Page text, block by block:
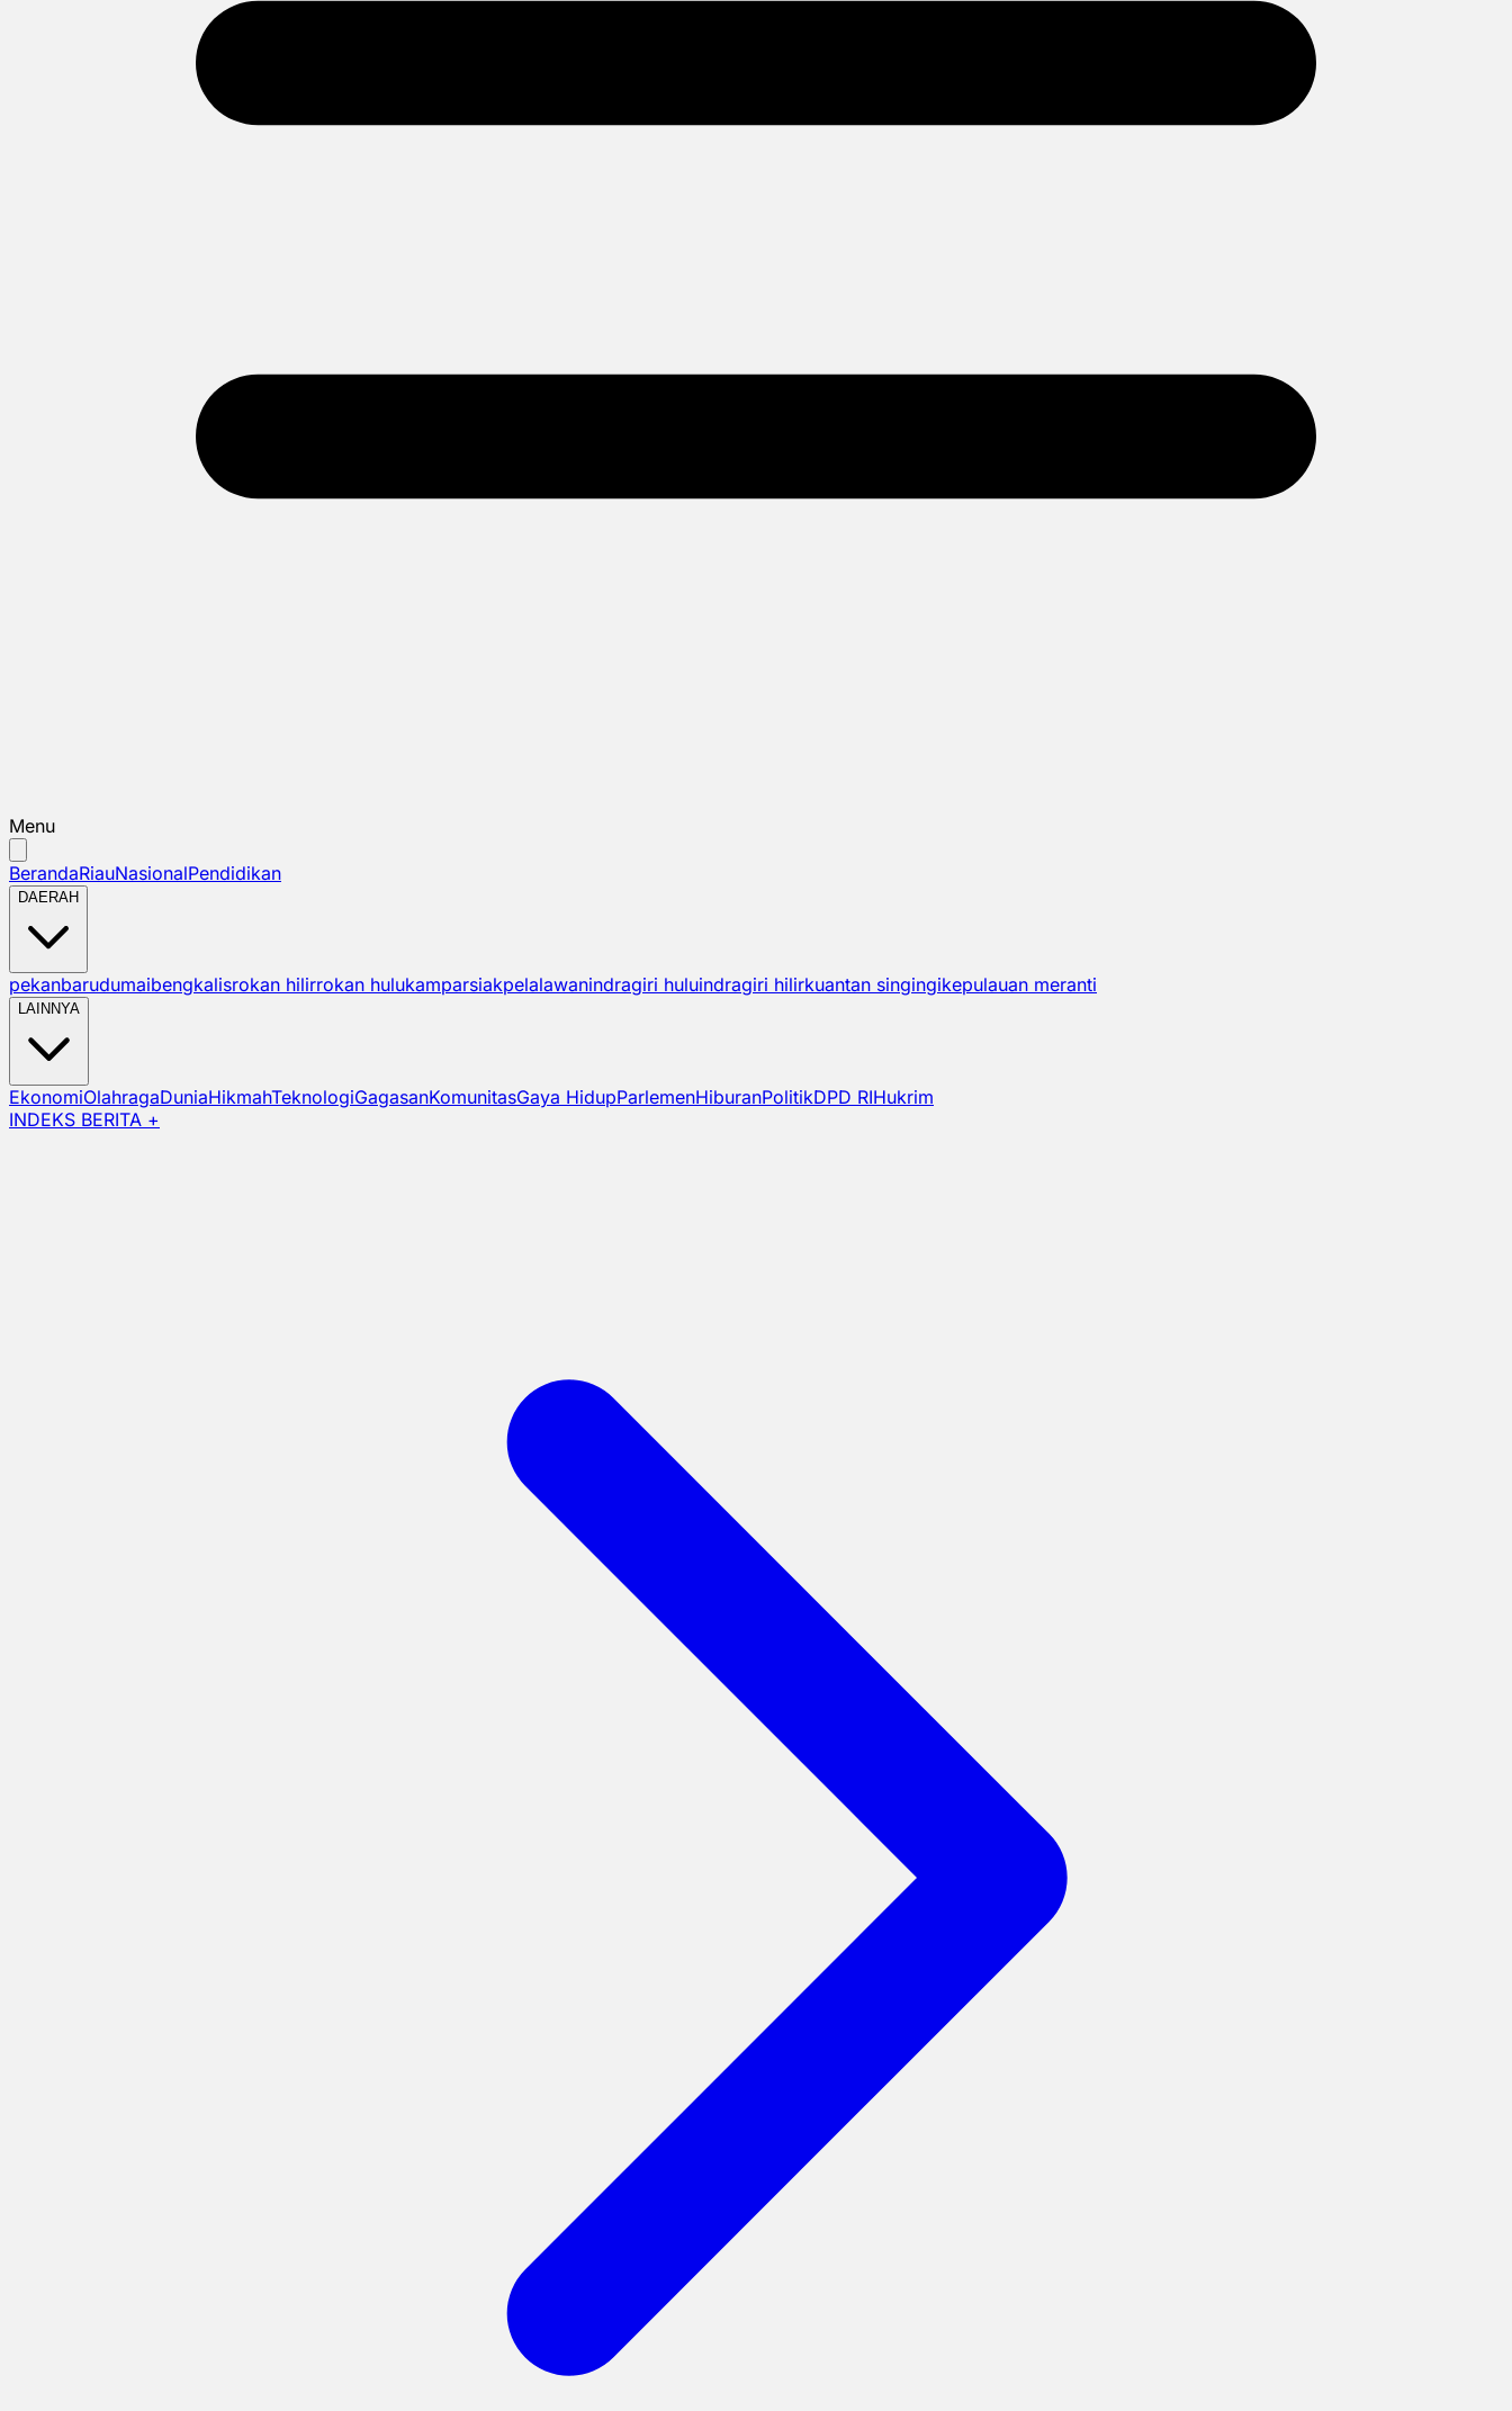
Menu
BerandaRiauNasionalPendidikan
DAERAH
pekanbarudumaibengkalisrokan hilirrokan hulukamparsiakpelalawanindragiri huluindragiri hilirkuantan singingikepulauan meranti
LAINNYA
EkonomiOlahragaDuniaHikmahTeknologiGagasanKomunitasGaya HidupParlemenHiburanPolitikDPD RIHukrim
INDEKS BERITA +